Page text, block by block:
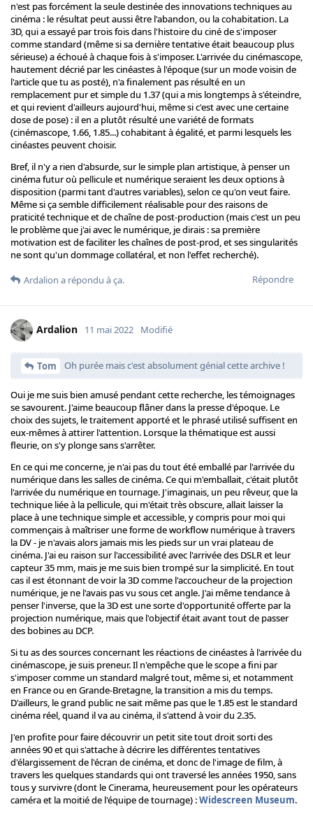
n'est pas forcément la seule destinée des innovations techniques au
cinéma : le résultat peut aussi être l'abandon, ou la cohabitation. La
3D, qui a essayé par trois fois dans l'histoire du ciné de s'imposer
comme standard (même si sa dernière tentative était beaucoup plus
sérieuse) a échoué à chaque fois à s'imposer. L'arrivée du cinémascope,
hautement décrié par les cinéastes à l'époque (sur un mode voisin de
l'article que tu as posté), n'a finalement pas résulté en un
remplacement pur et simple du 1.37 (qui a mis longtemps à s'éteindre,
et qui revient d'ailleurs aujourd'hui, même si c'est avec une certaine
dose de pose) : il en a plutôt résulté une variété de formats
(cinémascope, 1.66, 1.85...) cohabitant à égalité, et parmi lesquels les
cinéastes peuvent choisir.
Bref, il n'y a rien d'absurde, sur le simple plan artistique, à penser un
cinéma futur où pellicule et numérique seraient les deux options à
disposition (parmi tant d'autres variables), selon ce qu'on veut faire.
Même si ça semble difficilement réalisable pour des raisons de
praticité technique et de chaîne de post-production (mais c'est un peu
le problème que j'ai avec le numérique, je dirais : sa première
motivation est de faciliter les chaînes de post-prod, et ses singularités
ne sont qu'un dommage collatéral, et non l'effet recherché).
Répondre
Ardalion a répondu à ça.
Ardalion 11 mai 2022 Modifié
Tom Oh purée mais c'est absolument génial cette archive !
Oui je me suis bien amusé pendant cette recherche, les témoignages
se savourent. J'aime beaucoup flâner dans la presse d'époque. Le
choix des sujets, le traitement apporté et le phrasé utilisé suffisent en
eux-mêmes à attirer l'attention. Lorsque la thématique est aussi
fleurie, on s'y plonge sans s'arrêter.
En ce qui me concerne, je n'ai pas du tout été emballé par l'arrivée du
numérique dans les salles de cinéma. Ce qui m'emballait, c'était plutôt
l'arrivée du numérique en tournage. J'imaginais, un peu rêveur, que la
technique liée à la pellicule, qui m'était très obscure, allait laisser la
place à une technique simple et accessible, y compris pour moi qui
commençais à maîtriser une forme de workflow numérique à travers
la DV - je n'avais alors jamais mis les pieds sur un vrai plateau de
cinéma. J'ai eu raison sur l'accessibilité avec l'arrivée des DSLR et leur
capteur 35 mm, mais je me suis bien trompé sur la simplicité. En tout
cas il est étonnant de voir la 3D comme l'accoucheur de la projection
numérique, je ne l'avais pas vu sous cet angle. J'ai même tendance à
penser l'inverse, que la 3D est une sorte d'opportunité offerte par la
projection numérique, mais que l'objectif était avant tout de passer
des bobines au DCP.
Si tu as des sources concernant les réactions de cinéastes à l'arrivée du
cinémascope, je suis preneur. Il n'empêche que le scope a fini par
s'imposer comme un standard malgré tout, même si, et notamment
en France ou en Grande-Bretagne, la transition a mis du temps.
D'ailleurs, le grand public ne sait même pas que le 1.85 est le standard
cinéma réel, quand il va au cinéma, il s'attend à voir du 2.35.
J'en profite pour faire découvrir un petit site tout droit sorti des
années 90 et qui s'attache à décrire les différentes tentatives
d'élargissement de l'écran de cinéma, et donc de l'image de film, à
travers les quelques standards qui ont traversé les années 1950, sans
tous y survivre (dont le Cinerama, heureusement pour les opérateurs
caméra et la moitié de l'équipe de tournage) :Widescreen Museum.